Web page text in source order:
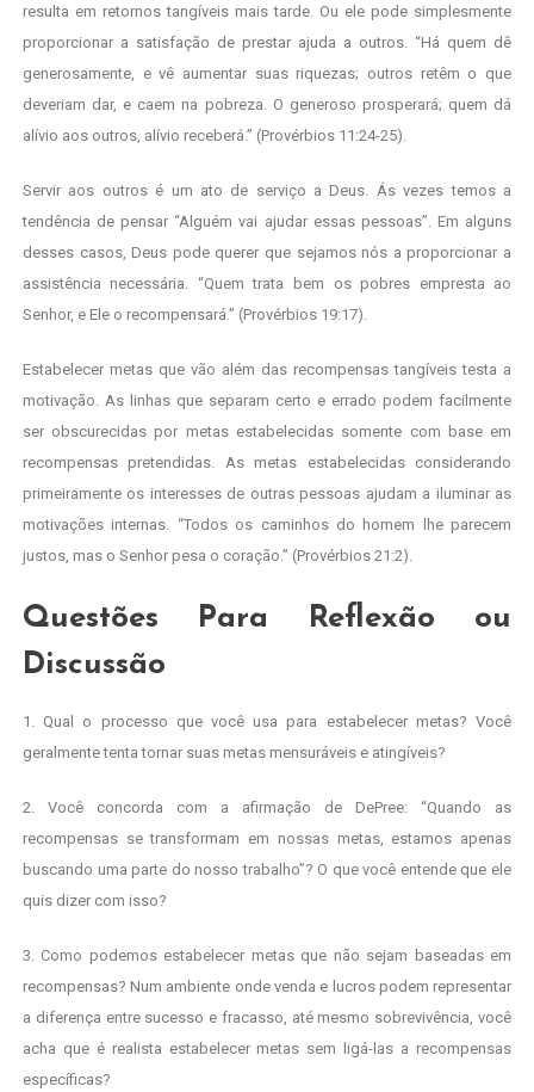
resulta em retornos tangíveis mais tarde. Ou ele pode simplesmente
proporcionar a satisfação de prestar ajuda a outros. “Há quem dê
generosamente, e vê aumentar suas riquezas; outros retêm o que
deveriam dar, e caem na pobreza. O generoso prosperará; quem dá
alívio aos outros, alívio receberá.” (Provérbios 11:24-25).
Servir aos outros é um ato de serviço a Deus. Ás vezes temos a
tendência de pensar “Alguém vai ajudar essas pessoas”. Em alguns
desses casos, Deus pode querer que sejamos nós a proporcionar a
assistência necessária. “Quem trata bem os pobres empresta ao
Senhor, e Ele o recompensará.” (Provérbios 19:17).
Estabelecer metas que vão além das recompensas tangíveis testa a
motivação. As linhas que separam certo e errado podem facilmente
ser obscurecidas por metas estabelecidas somente com base em
recompensas pretendidas. As metas estabelecidas considerando
primeiramente os interesses de outras pessoas ajudam a iluminar as
motivações internas. “Todos os caminhos do homem lhe parecem
justos, mas o Senhor pesa o coração.” (Provérbios 21:2).
Questões Para Reflexão ou
Discussão
1. Qual o processo que você usa para estabelecer metas? Você
geralmente tenta tornar suas metas mensuráveis e atingíveis?
2. Você concorda com a afirmação de DePree: “Quando as
recompensas se transformam em nossas metas, estamos apenas
buscando uma parte do nosso trabalho”? O que você entende que ele
quis dizer com isso?
3. Como podemos estabelecer metas que não sejam baseadas em
recompensas? Num ambiente onde venda e lucros podem representar
a diferença entre sucesso e fracasso, até mesmo sobrevivência, você
acha que é realista estabelecer metas sem ligá-las a recompensas
específicas?